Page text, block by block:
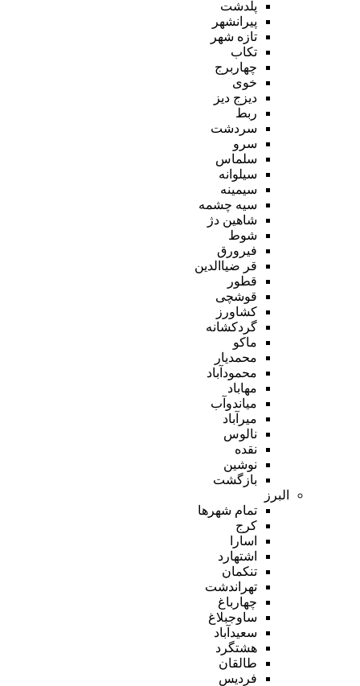
پلدشت
پیرانشهر
تازه شهر
تکاب
چهاربرج
خوی
دیزج دیز
ربط
سردشت
سرو
سلماس
سیلوانه
سیمینه
سیه چشمه
شاهین دژ
شوط
فیرورق
قر ضیاالدین
قطور
قوشچی
کشاورز
گردکشانه
ماکو
محمدیار
محمودآباد
مهاباد
میاندوآب
میرآباد
نالوس
نقده
نوشین
بازگشت
البرز
تمام شهر‌ها
کرج
اسارا
اشتهارد
تنکمان
تهراندشت
چهارباغ
ساوجبلاغ
سعیدآباد
هشتگرد
طالقان
فردیس